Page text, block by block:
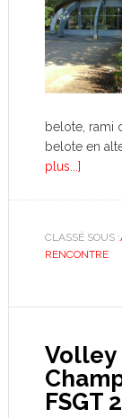
belote, rami
belote en
plus...]
CLASSÉ SOUS :
RENCONTRE
Volley
FSGT